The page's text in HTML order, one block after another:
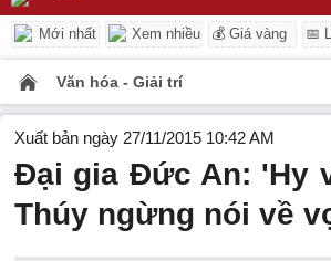
Mới nhất Xem nhiều 💰 Giá vàng 📅
Văn hóa - Giải trí
Xuất bản ngày 27/11/2015 10:42 AM
Đại gia Đức An: 'Hy
Thúy ngừng nói về